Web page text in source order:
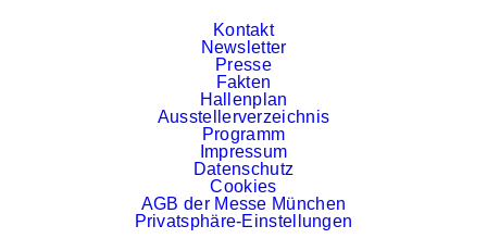
Kontakt
Newsletter
Presse
Fakten
Hallenplan
Ausstellerverzeichnis
Programm
Impressum
Datenschutz
Cookies
AGB der Messe München
Privatsphäre-Einstellungen